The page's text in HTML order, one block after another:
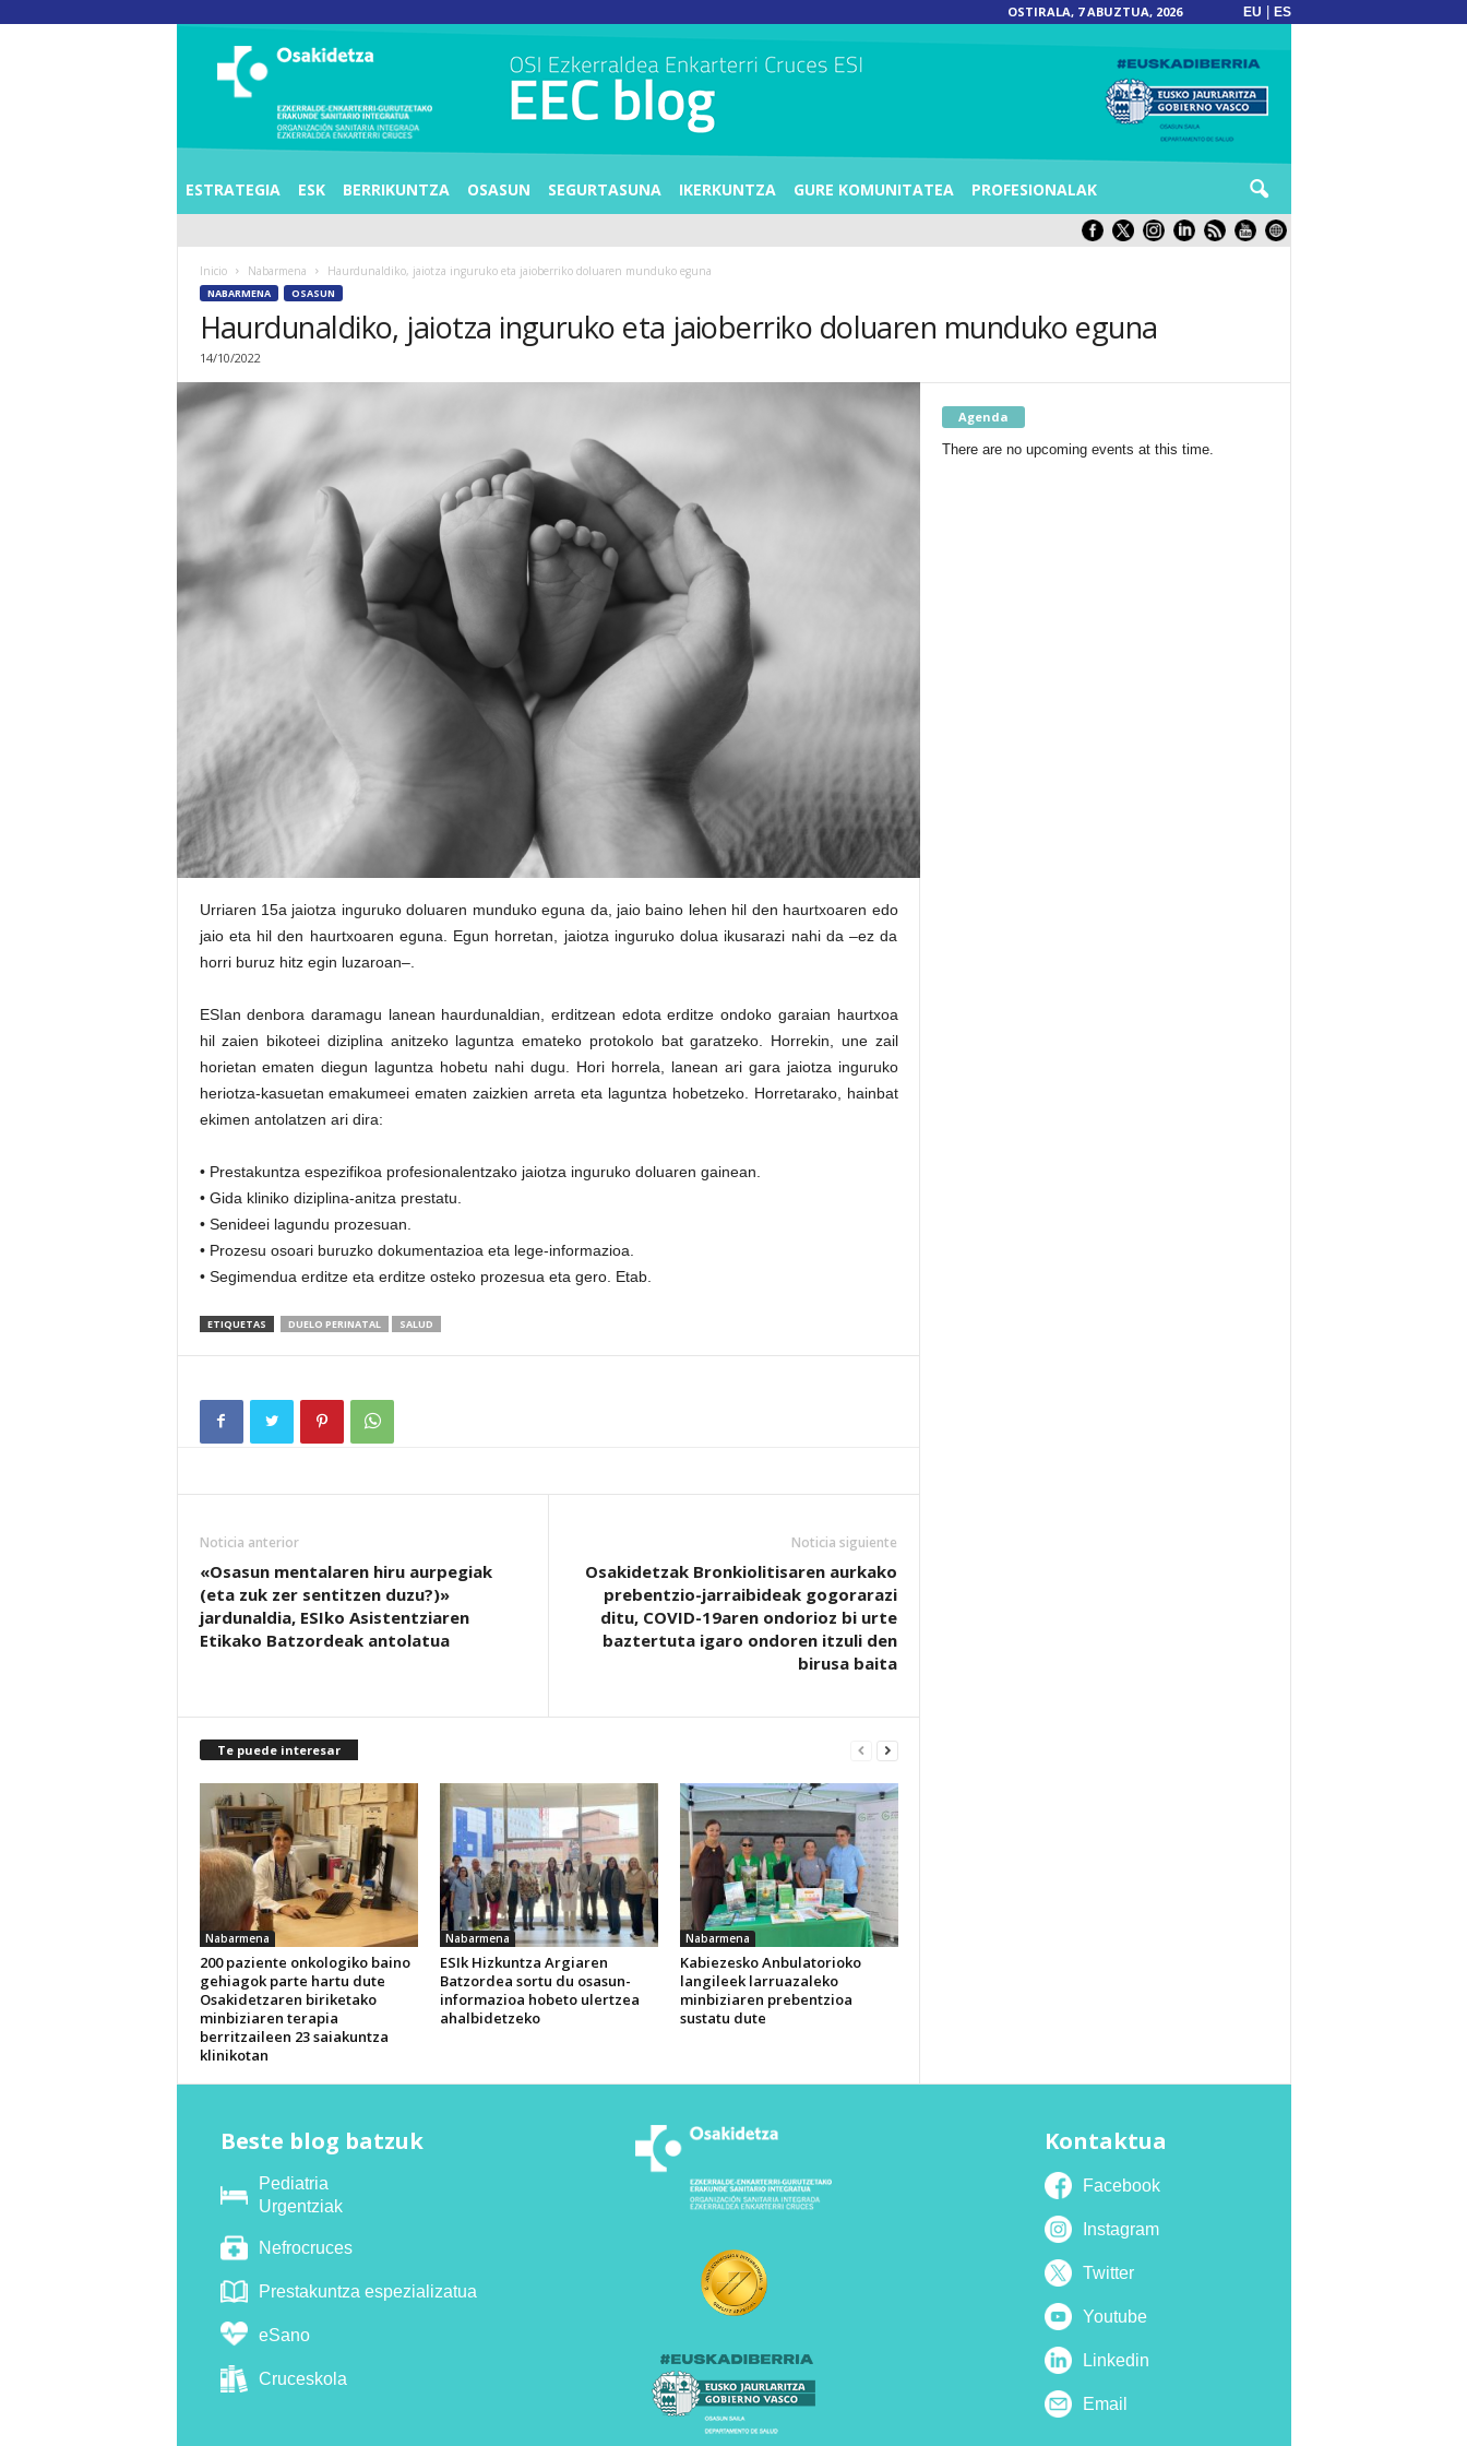
OSTIRALA, 7 ABUZTUA, 2026 EU ES
A
N
K
C
ESTRATEGIA ESK BERRIKUNTZA OSASUN SEGURTASUNA IKERKUNTZA GURE KOMUNITATEA PROFESIONALAK
Inicio Nabarmena Haurdunaldiko, jaiotza inguruko eta jaioberriko doluaren munduko eguna
NABARMENA OSASUN
Haurdunaldiko, jaiotza inguruko eta jaioberriko doluaren munduko eguna
14/10/2022
Urriaren 15a jaiotza inguruko doluaren munduko eguna da, jaio baino lehen hil den haurtxoaren edo
jaio eta hil den haurtxoaren eguna. Egun horretan, jaiotza inguruko dolua ikusarazi nahi da –ez da
horri buruz hitz egin luzaroan–.
ESIan denbora daramagu lanean haurdunaldian, erditzean edota erditze ondoko garaian haurtxoa
hil zaien bikoteei diziplina anitzeko laguntza emateko protokolo bat garatzeko. Horrekin, une zail
horietan ematen diegun laguntza hobetu nahi dugu. Hori horrela, lanean ari gara jaiotza inguruko
heriotza-kasuetan emakumeei ematen zaizkien arreta eta laguntza hobetzeko. Horretarako, hainbat
ekimen antolatzen ari dira:
• Prestakuntza espezifikoa profesionalentzako jaiotza inguruko doluaren gainean.
• Gida kliniko diziplina-anitza prestatu.
• Senideei lagundu prozesuan.
• Prozesu osoari buruzko dokumentazioa eta lege-informazioa.
• Segimendua erditze eta erditze osteko prozesua eta gero. Etab.
ETIQUETAS DUELO PERINATAL SALUD
Noticia anterior
«Osasun mentalaren hiru aurpegiak
(eta zuk zer sentitzen duzu?)»
jardunaldia, ESIko Asistentziaren
Etikako Batzordeak antolatua
Noticia siguiente
Osakidetzak Bronkiolitisaren aurkako
prebentzio-jarraibideak gogorarazi
ditu, COVID-19aren ondorioz bi urte
baztertuta igaro ondoren itzuli den
birusa baita
Te puede interesar
Nabarmena
200 paziente onkologiko baino
gehiagok parte hartu dute
Osakidetzaren biriketako
minbiziaren terapia
berritzaileen 23 saiakuntza
klinikotan
Nabarmena
ESIk Hizkuntza Argiaren
Batzordea sortu du osasun-
informazioa hobeto ulertzea
ahalbidetzeko
Nabarmena
Kabiezesko Anbulatorioko
langileek larruazaleko
minbiziaren prebentzioa
sustatu dute
Agenda
There are no upcoming events at this time.
Beste blog batzuk
Pediatria
Urgentziak
Nefrocruces
Prestakuntza espezializatua
eSano
Cruceskola
Kontaktua
Facebook
Instagram
Twitter
Youtube
Linkedin
Email